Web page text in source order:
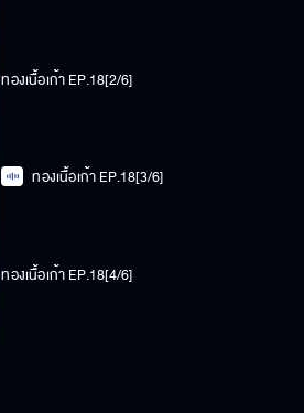
ทองเนื้อเก้า EP.18[2/6]
ทองเนื้อเก้า EP.18[3/6]
ทองเนื้อเก้า EP.18[4/6]